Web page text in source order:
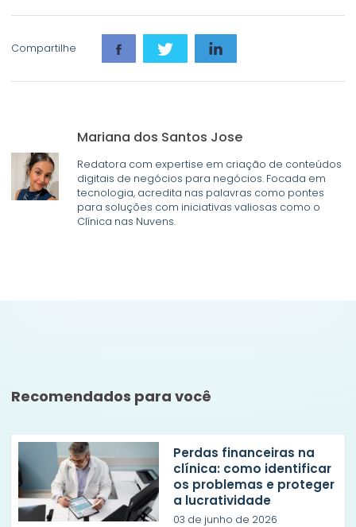
Compartilhe
Mariana dos Santos Jose
Redatora com expertise em criação de conteúdos
digitais de negócios para negócios. Focada em
tecnologia, acredita nas palavras como pontes
para soluções com iniciativas valiosas como o
Clínica nas Nuvens.
Recomendados para você
Perdas financeiras na
clínica: como identificar
os problemas e proteger
a lucratividade
03 de junho de 2026